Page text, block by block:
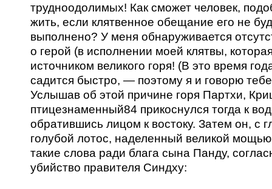
трудноодолимых! Как сможет человек,
жить, если клятвенное обещание его не
выполнено? У меня обнаруживается
о герой (в исполнении моей клятвы,
источником великого горя! (В это время
садится быстро, — поэтому я и говорю
Услышав об этой причине горя Партхи,
птицезнаменный84 прикоснулся тогда к
обратившись лицом к востоку. Затем он, с
голубой лотос, наделенный великой
такие слова ради блага сына Панду,
убийство правителя Синдху: